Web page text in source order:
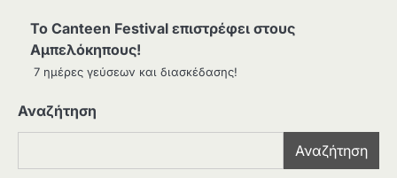
Το Canteen Festival επιστρέφει στους
Αμπελόκηπους!
7 ημέρες γεύσεων και διασκέδασης!
Αναζήτηση
Αναζήτηση